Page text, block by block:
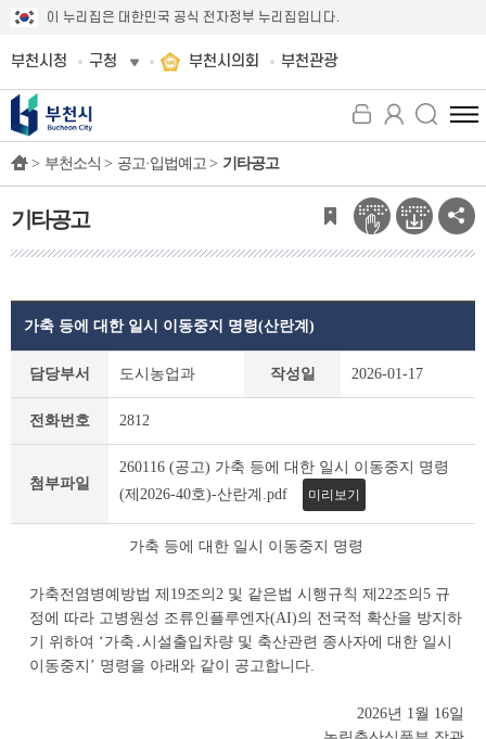
이 누리집은 대한민국 공식 전자정부 누리집입니다.
부천시청 구청 부천시의회 부천관광
전
체
뉴
보
기
> 부천소식 > 공고·입법예고 > 기타공고
기타공고
상
가축 등에 대한 일시 이동중지 명령(산란계)
담당부서 도시농업과 작성일 2026-01-17
전화번호 2812
첨부파일
260116 (공고) 가축 등에 대한 일시 이동중지 명령
(제2026-40호)-산란계.pdf
미리보기
가축 등에 대한 일시 이동중지 명령
가축전염병예방법 제19조의2 및 같은법 시행규칙 제22조의5 규
정에 따라 고병원성 조류인플루엔자(AI)의 전국적 확산을 방지하
기 위하여 ‘가축․시설출입차량 및 축산관련 종사자에 대한 일시
이동중지’ 명령을 아래와 같이 공고합니다.
2026년 1월 16일